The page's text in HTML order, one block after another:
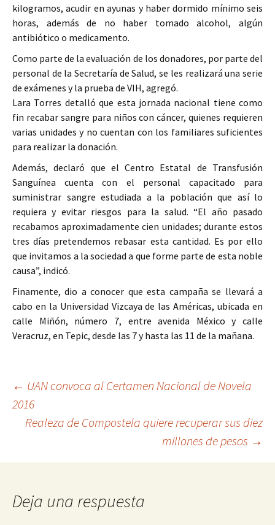
kilogramos, acudir en ayunas y haber dormido mínimo seis
horas, además de no haber tomado alcohol, algún
antibiótico o medicamento.
Como parte de la evaluación de los donadores, por parte del
personal de la Secretaría de Salud, se les realizará una serie
de exámenes y la prueba de VIH, agregó.
Lara Torres detalló que esta jornada nacional tiene como
fin recabar sangre para niños con cáncer, quienes requieren
varias unidades y no cuentan con los familiares suficientes
para realizar la donación.
Además, declaró que el Centro Estatal de Transfusión
Sanguínea cuenta con el personal capacitado para
suministrar sangre estudiada a la población que así lo
requiera y evitar riesgos para la salud. “El año pasado
recabamos aproximadamente cien unidades; durante estos
tres días pretendemos rebasar esta cantidad. Es por ello
que invitamos a la sociedad a que forme parte de esta noble
causa”, indicó.
Finamente, dio a conocer que esta campaña se llevará a
cabo en la Universidad Vizcaya de las Américas, ubicada en
calle Miñón, número 7, entre avenida México y calle
Veracruz, en Tepic, desde las 7 y hasta las 11 de la mañana.
entrada
← UAN convoca al Certamen Nacional de Novela
2016
Realeza de Compostela quiere recuperar sus diez
millones de pesos →
Deja una respuesta